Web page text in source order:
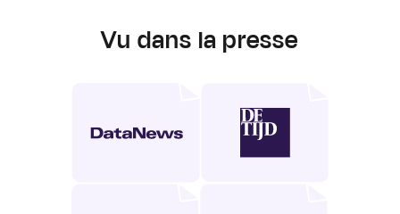
Vu dans la presse